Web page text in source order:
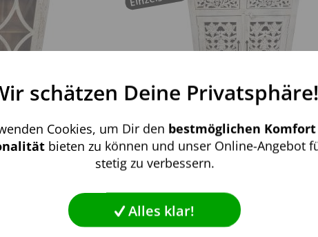
Schrank weiß...
Kommode Schubladen Tür Flur
579
Aktiv
Inaktiv
schätzen Deine Privatsphäre!
Cookies, um Dir den bestmöglichen Komfort
bieten zu können und unser Online-Angebot
stetig zu verbessern.
Alles klar!